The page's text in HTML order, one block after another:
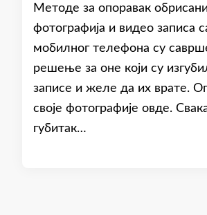
Методе за опоравак
фотографија и видео записа
мобилног телефона су
решење за оне који су
записе и желе да их врате.
своје фотографије овде.
губитак…